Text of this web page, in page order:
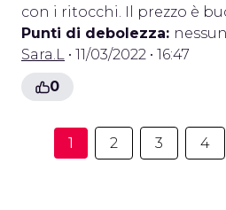
con i ritocchi. Il prezzo è
Punti di debolezza:
Sara.L • 11/03/2022 • 16:47
0
1 2 3 4